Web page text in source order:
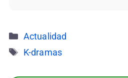
Categorías
Actualidad
Etiquetas
K-dramas